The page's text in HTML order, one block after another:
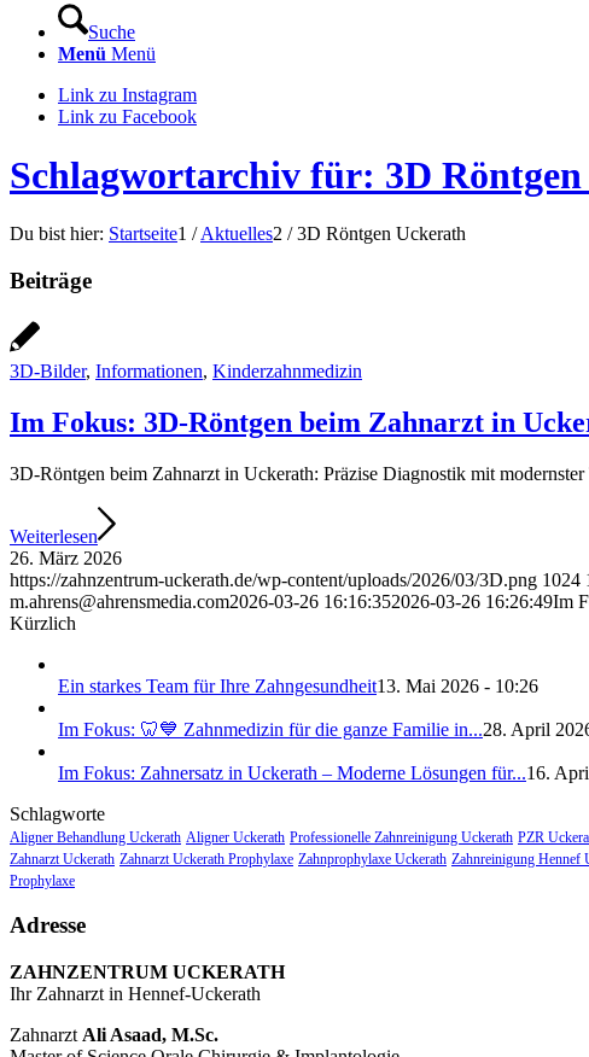
Suche
Menü Menü
Link zu Instagram
Link zu Facebook
Schlagwortarchiv für: 3D
Du bist hier: Startseite1 /Aktuelles2 / 3D Röntgen Uckerath
Beiträge
3D-Bilder, Informationen, Kinderzahnmedizin
Im Fokus: 3D-Röntgen beim Zahnarzt in
3D-Röntgen beim Zahnarzt in Uckerath: Präzise Diagnostik mit
Weiterlesen
26. März 2026
https://zahnzentrum-uckerath.de/wp-content/uploads/2026/03/3D.png 1024
m.ahrens@ahrensmedia.com2026-03-26 16:16:352026-03-26 16:26:49Im
Kürzlich
Ein starkes Team für Ihre Zahngesundheit13. Mai 2026 - 10:26
Im Fokus: 🦷💙 Zahnmedizin für die ganze Familie in...28. April
Im Fokus: Zahnersatz in Uckerath – Moderne Lösungen für...16.
Schlagworte
Aligner Behandlung Uckerath Aligner Uckerath Professionelle Zahnreinigung Uckerath PZR
Zahnarzt Uckerath Zahnarzt Uckerath Prophylaxe Zahnprophylaxe Uckerath Zahnreinigung Hennef
Prophylaxe
Adresse
ZAHNZENTRUM UCKERATH
Ihr Zahnarzt in Hennef-Uckerath
Zahnarzt Ali Asaad, M.Sc.